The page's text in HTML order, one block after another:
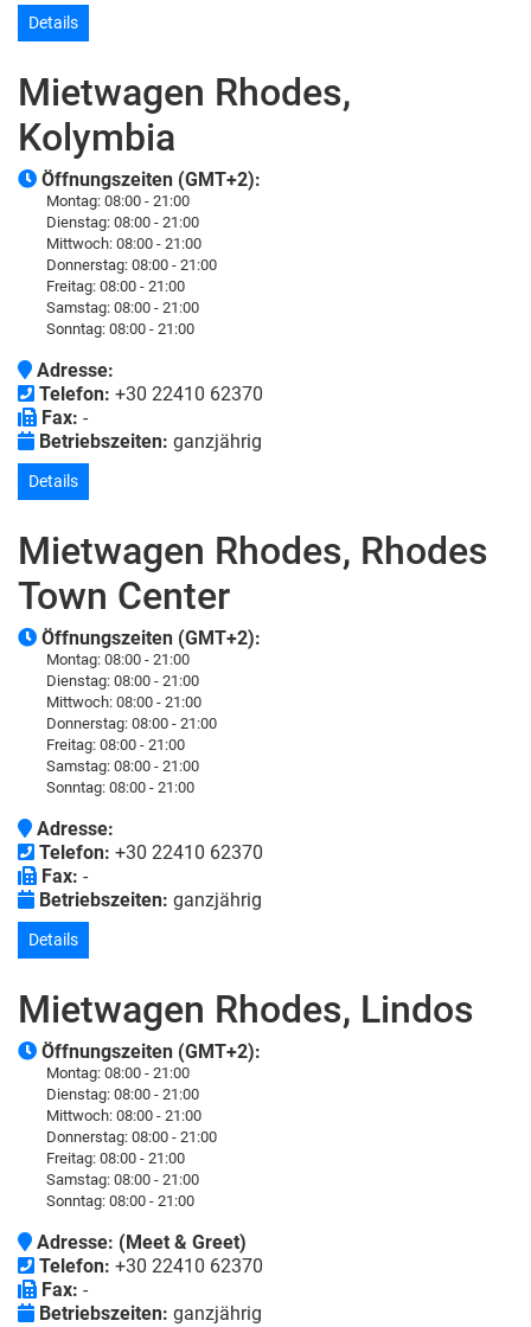
Details
Mietwagen Rhodes,
Kolymbia
Öffnungszeiten (GMT+2):
Montag: 08:00 - 21:00
Dienstag: 08:00 - 21:00
Mittwoch: 08:00 - 21:00
Donnerstag: 08:00 - 21:00
Freitag: 08:00 - 21:00
Samstag: 08:00 - 21:00
Sonntag: 08:00 - 21:00
Adresse:
Telefon: +30 22410 62370
Fax: -
Betriebszeiten: ganzjährig
Details
Mietwagen Rhodes, Rhodes
Town Center
Öffnungszeiten (GMT+2):
Montag: 08:00 - 21:00
Dienstag: 08:00 - 21:00
Mittwoch: 08:00 - 21:00
Donnerstag: 08:00 - 21:00
Freitag: 08:00 - 21:00
Samstag: 08:00 - 21:00
Sonntag: 08:00 - 21:00
Adresse:
Telefon: +30 22410 62370
Fax: -
Betriebszeiten: ganzjährig
Details
Mietwagen Rhodes, Lindos
Öffnungszeiten (GMT+2):
Montag: 08:00 - 21:00
Dienstag: 08:00 - 21:00
Mittwoch: 08:00 - 21:00
Donnerstag: 08:00 - 21:00
Freitag: 08:00 - 21:00
Samstag: 08:00 - 21:00
Sonntag: 08:00 - 21:00
Adresse: (Meet & Greet)
Telefon: +30 22410 62370
Fax: -
Betriebszeiten: ganzjährig